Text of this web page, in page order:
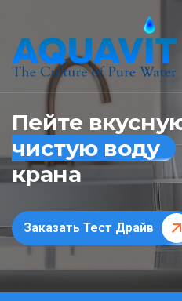
Пейте
чистую воду
крана
Заказать Тест Драйв